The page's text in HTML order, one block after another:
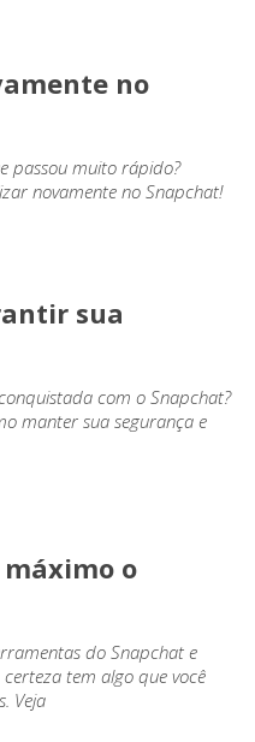
no
passou muito rápido?
novamente no Snapchat!
sua
com o Snapchat?
manter sua segurança e
o
do Snapchat e
tem algo que você
Veja